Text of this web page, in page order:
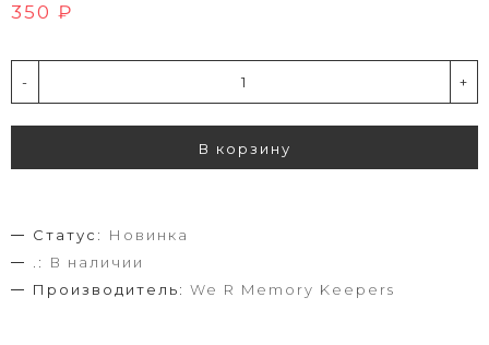
350 ₽
- +
В корзину
Статус:
Новинка
.:
В наличии
Производитель: We R Memory Keepers